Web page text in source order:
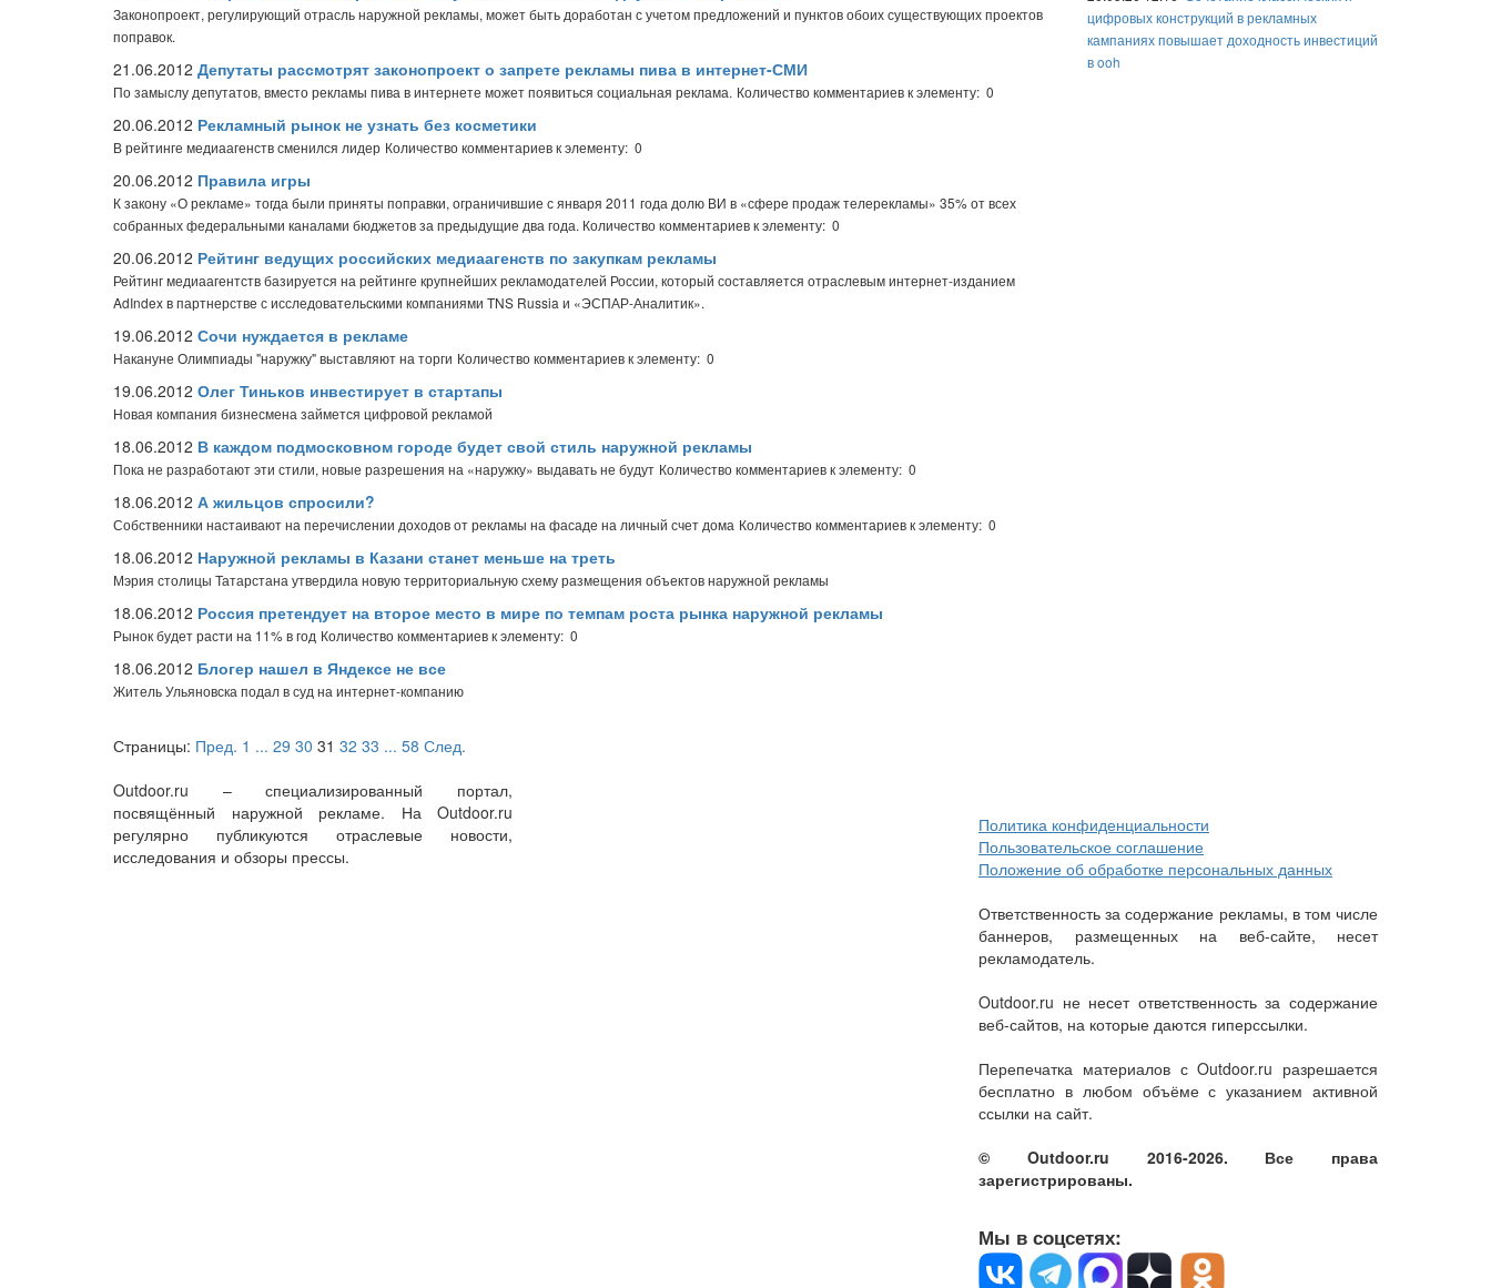
Законопроект, регулирующий отрасль наружной рекламы, может быть доработан с учетом предложений и пунктов обоих существующих проектов
поправок.
21.06.2012 Депутаты рассмотрят законопроект о запрете рекламы пива в интернет-СМИ
По замыслу депутатов, вместо рекламы пива в интернете может появиться социальная реклама. Количество комментариев к элементу: 0
20.06.2012 Рекламный рынок не узнать без косметики
В рейтинге медиаагенств сменился лидер Количество комментариев к элементу: 0
20.06.2012 Правила игры
К закону «О рекламе» тогда были приняты поправки, ограничившие с января 2011 года долю ВИ в «сфере продаж телерекламы» 35% от всех
собранных федеральными каналами бюджетов за предыдущие два года. Количество комментариев к элементу: 0
20.06.2012 Рейтинг ведущих российских медиаагенств по закупкам рекламы
Рейтинг медиаагентств базируется на рейтинге крупнейших рекламодателей России, который составляется отраслевым интернет-изданием
AdIndex в партнерстве с исследовательскими компаниями TNS Russia и «ЭСПАР-Аналитик».
19.06.2012 Сочи нуждается в рекламе
Накануне Олимпиады "наружку" выставляют на торги Количество комментариев к элементу: 0
19.06.2012 Олег Тиньков инвестирует в стартапы
Новая компания бизнесмена займется цифровой рекламой
18.06.2012 В каждом подмосковном городе будет свой стиль наружной рекламы
Пока не разработают эти стили, новые разрешения на «наружку» выдавать не будут Количество комментариев к элементу: 0
18.06.2012 А жильцов спросили?
Собственники настаивают на перечислении доходов от рекламы на фасаде на личный счет дома Количество комментариев к элементу: 0
18.06.2012 Наружной рекламы в Казани станет меньше на треть
Мэрия столицы Татарстана утвердила новую территориальную схему размещения объектов наружной рекламы
18.06.2012 Россия претендует на второе место в мире по темпам роста рынка наружной рекламы
Рынок будет расти на 11% в год Количество комментариев к элементу: 0
18.06.2012 Блогер нашел в Яндексе не все
Житель Ульяновска подал в суд на интернет-компанию
Страницы: Пред. 1 ... 29 30 31 32 33 ... 58 След.
цифровых конструкций в рекламных
кампаниях повышает доходность инвестиций
в ooh
Outdoor.ru – специализированный портал,
посвящённый наружной рекламе. На Outdoor.ru
регулярно публикуются отраслевые новости,
исследования и обзоры прессы.
Политика конфиденциальности
Пользовательское соглашение
Положение об обработке персональных данных
Ответственность за содержание рекламы, в том числе
баннеров, размещенных на веб-сайте, несет
рекламодатель.
Outdoor.ru не несет ответственность за содержание
веб-сайтов, на которые даются гиперссылки.
Перепечатка материалов с Outdoor.ru разрешается
бесплатно в любом объёме с указанием активной
ссылки на сайт.
© Outdoor.ru 2016-2026. Все права
зарегистрированы.
Мы в соцсетях: